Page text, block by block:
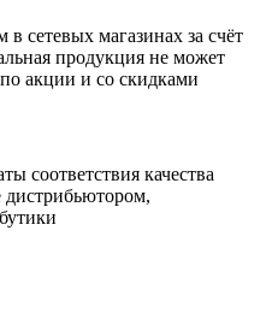
сетевых магазинах за счёт
продукция не может
акции и со скидками
соответствия качества
дистрибьютором,